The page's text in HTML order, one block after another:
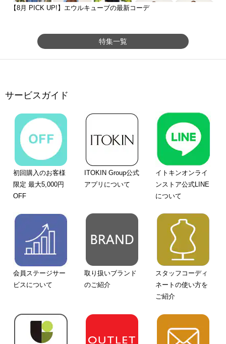
【8月 PICK UP!】エウルキューブの最新コーデ
特集一覧
サービスガイド
初回購入のお客様
限定 最大5,000円
OFF
ITOKIN Group公式
アプリについて
イトキンオンライ
ンストア公式LINE
について
会員ステージサー
ビスについて
取り扱いブランド
のご紹介
スタッフコーディ
ネートの使い方を
ご紹介